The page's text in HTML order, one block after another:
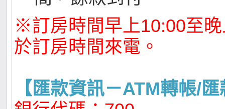
※訂房時間早上10:00至
於訂房時間來電。
【匯款資訊－ATM轉帳/